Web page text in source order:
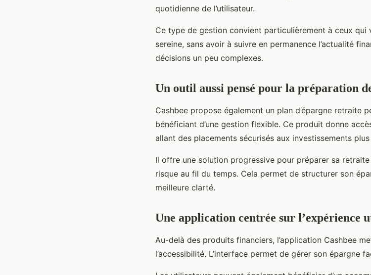
quotidienne de l’utilisateur.
Ce type de gestion convient particulièrement à ceux qui
sereine, sans avoir à suivre en permanence l’actualité
décisions un peu complexes.
Un outil aussi pensé pour la préparation
Cashbee propose également un plan d’épargne retraite
bénéficiant d’une gestion flexible. Ce produit donne
allant des placements sécurisés aux investissements
Il offre une solution progressive pour préparer sa
risque au fil du temps. Cela permet de structurer son
meilleure clarté.
Une application centrée sur l’expérience
Au-delà des produits financiers, l’application Cashbee
l’accessibilité. L’interface permet de gérer son épargne